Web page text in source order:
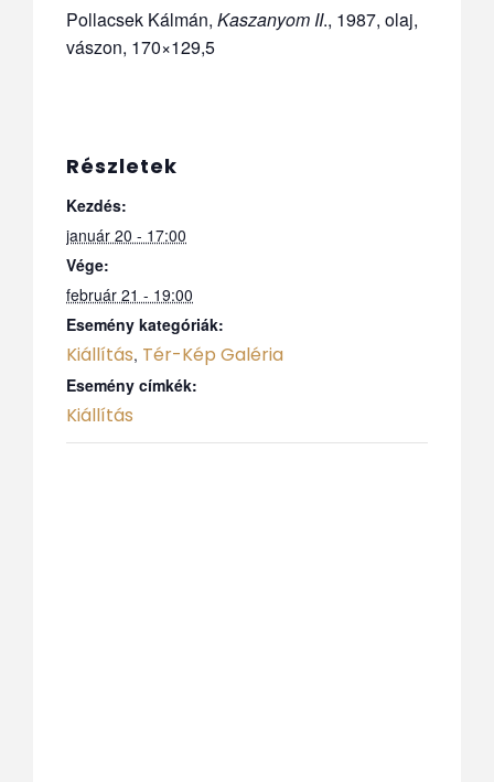
Pollacsek Kálmán, Kaszanyom II., 1987, olaj,
vászon, 170×129,5
Részletek
Kezdés:
január 20 - 17:00
Vége:
február 21 - 19:00
Esemény kategóriák:
Kiállítás, Tér-Kép Galéria
Esemény címkék:
Kiállítás